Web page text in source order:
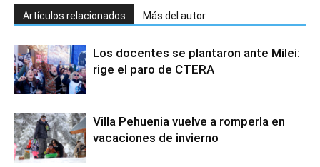
Artículos relacionados Más del autor
Los docentes se plantaron ante Milei:
rige el paro de CTERA
Villa Pehuenia vuelve a romperla en
vacaciones de invierno